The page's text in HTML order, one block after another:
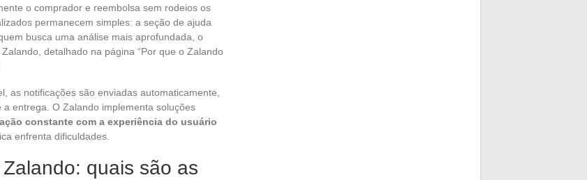
o comprador e reembolsa sem rodeios os
permanecem simples: a seção de ajuda
busca uma análise mais aprofundada, o
detalhado na página “Por que o Zalando
as notificações são enviadas automaticamente,
entrega. O Zalando implementa soluções
constante com a experiência do usuário
enfrenta dificuldades.
quais são as